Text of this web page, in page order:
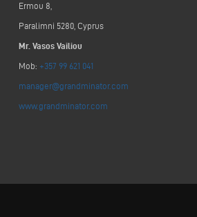
Ermou 8,
Paralimni 5280, Cyprus
Mr. Vasos Vailiou
Mob: +357 99 621 041
manager@grandminator.com
www.grandminator.com